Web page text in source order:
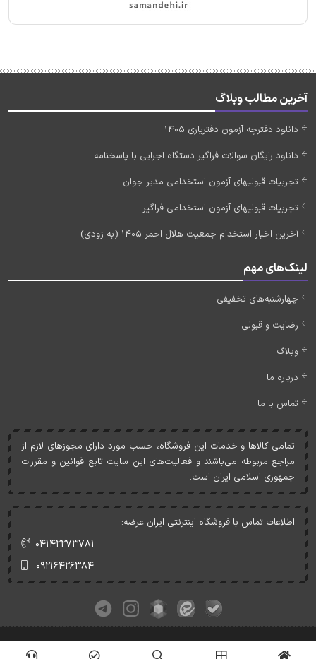
آخرین مطالب وبلاگ
دانلود دفترچه آزمون دفتریاری 1405
دانلود رایگان سوالات فراگیر دستگاه اجرایی با پاسخنامه
تجربیات قبولیهای آزمون استخدامی مدیر جوان
تجربیات قبولیهای آزمون استخدامی فراگیر
آخرین اخبار استخدام جمعیت هلال احمر 1405 (به زودی)
لینک‌های مهم
چهارشنبه‌های تخفیفی
رضایت و قبولی
وبلاگ
درباره ما
تماس با ما
تمامی کالاها و خدمات اين فروشگاه، حسب مورد دارای مجوزهای لازم از
مراجع مربوطه می‌باشند و فعاليت‌های اين سايت تابع قوانين و مقررات
جمهوری اسلامی ايران است.
اطلاعات تماس با فروشگاه اینترنتی ایران عرضه:
۰۴۱۴۲۲۷۳۷۸۱
۰۹۲۱۶۴۲۶۳۸۴